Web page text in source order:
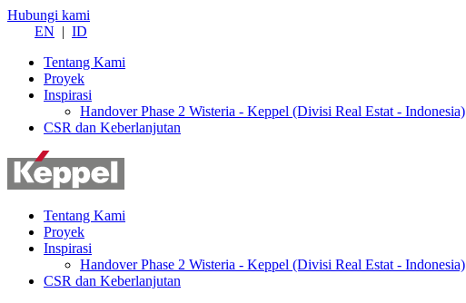
Hubungi kami
EN | ID
Tentang Kami
Proyek
Inspirasi
Handover Phase 2 Wisteria - Keppel (Divisi Real Estat - Indonesia)
CSR dan Keberlanjutan
Tentang Kami
Proyek
Inspirasi
Handover Phase 2 Wisteria - Keppel (Divisi Real Estat - Indonesia)
CSR dan Keberlanjutan